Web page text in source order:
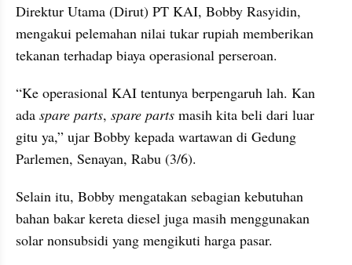
Direktur Utama (Dirut) PT KAI, Bobby Rasyidin,
mengakui pelemahan nilai tukar rupiah memberikan
tekanan terhadap biaya operasional perseroan.
“Ke operasional KAI tentunya berpengaruh lah. Kan
ada spare parts, spare parts masih kita beli dari luar
gitu ya,” ujar Bobby kepada wartawan di Gedung
Parlemen, Senayan, Rabu (3/6).
Selain itu, Bobby mengatakan sebagian kebutuhan
bahan bakar kereta diesel juga masih menggunakan
solar nonsubsidi yang mengikuti harga pasar.